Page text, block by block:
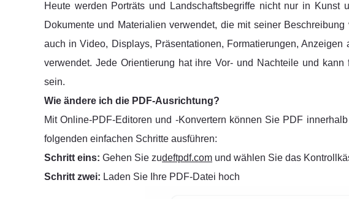
Heute werden Porträts und Landschaftsbegriffe nicht nur in Kunst
Dokumente und Materialien verwendet, die mit seiner
auch in Video, Displays, Präsentationen, Formatierungen,
verwendet. Jede Orientierung hat ihre Vor- und Nachteile und
sein.
Wie ändere ich die PDF-Ausrichtung?
Mit Online-PDF-Editoren und -Konvertern können Sie PDF
folgenden einfachen Schritte ausführen:
Schritt eins: Gehen Sie zudeftpdf.com und wählen Sie das
Schritt zwei: Laden Sie Ihre PDF-Datei hoch